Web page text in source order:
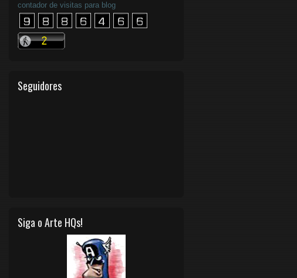
contador de visitas para blog
Seguidores
Siga o Arte HQs!